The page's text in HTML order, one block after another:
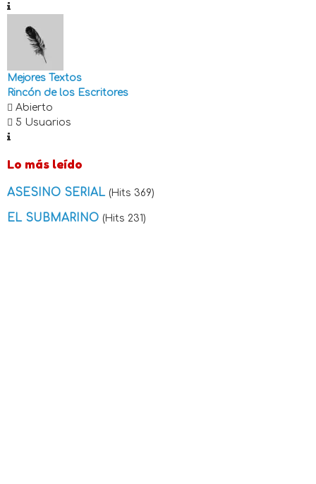
Mejores Textos
Rincón de los Escritores
Abierto
5 Usuarios
Lo más leído
ASESINO SERIAL (Hits 369)
EL SUBMARINO (Hits 231)